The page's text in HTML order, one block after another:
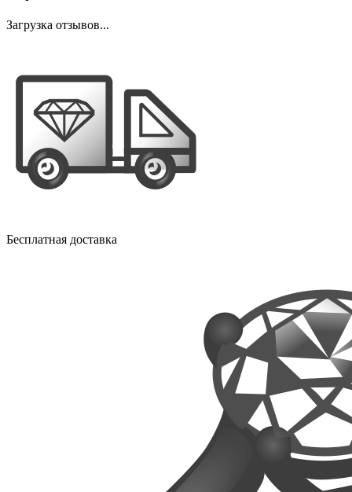
Загрузка отзывов...
Бесплатная доставка